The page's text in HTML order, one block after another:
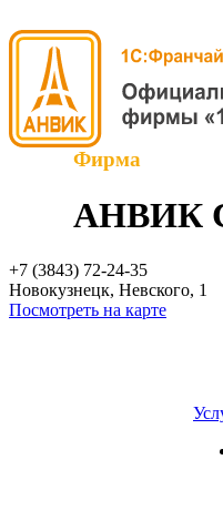
Фирма
АНВИК
+7 (3843) 72-24-35
Новокузнецк, Невского, 1
Посмотреть на карте